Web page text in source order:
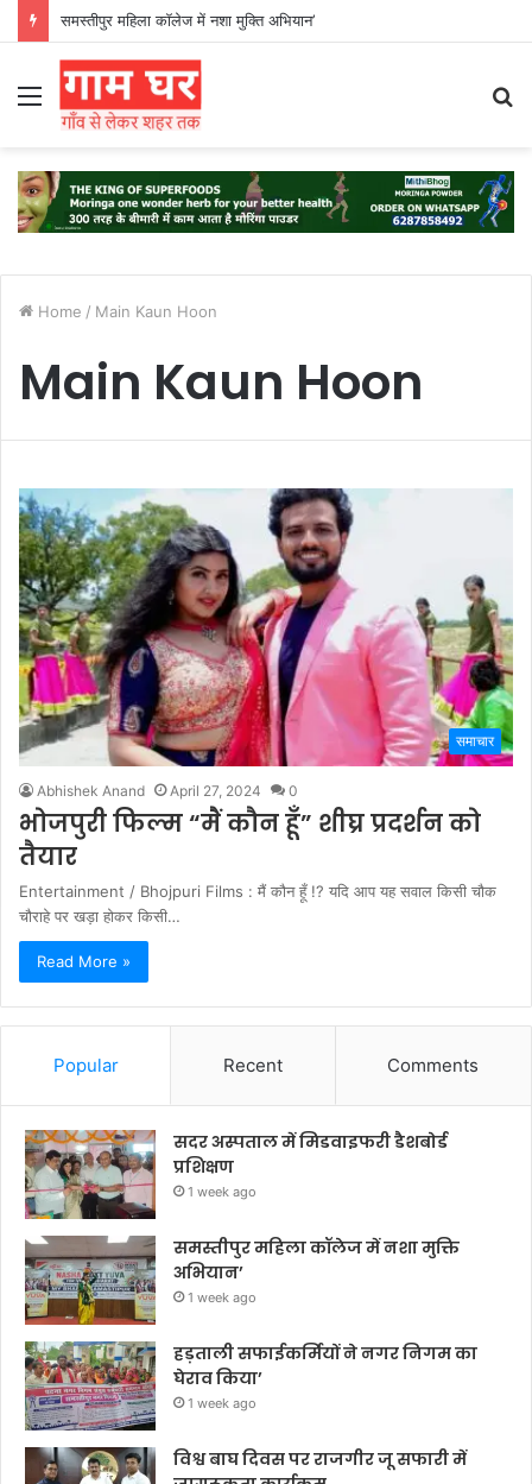
समस्तीपुर महिला कॉलेज में नशा मुक्ति अभियान’
Menu
Home / Main Kaun Hoon
Main Kaun Hoon
समाचार
Abhishek Anand April 27, 2024 0
भोजपुरी फिल्म “मैं कौन हूँ” शीघ्र प्रदर्शन को
तैयार
Entertainment / Bhojpuri Films : मैं कौन हूँ !? यदि आप यह सवाल किसी चौक
चौराहे पर खड़ा होकर किसी…
Read More »
Popular Recent Comments
सदर अस्पताल में मिडवाइफरी डैशबोर्ड
प्रशिक्षण
1 week ago
समस्तीपुर महिला कॉलेज में नशा मुक्ति
अभियान’
1 week ago
हड़ताली सफाईकर्मियों ने नगर निगम का
घेराव किया’
1 week ago
विश्व बाघ दिवस पर राजगीर जू सफारी में